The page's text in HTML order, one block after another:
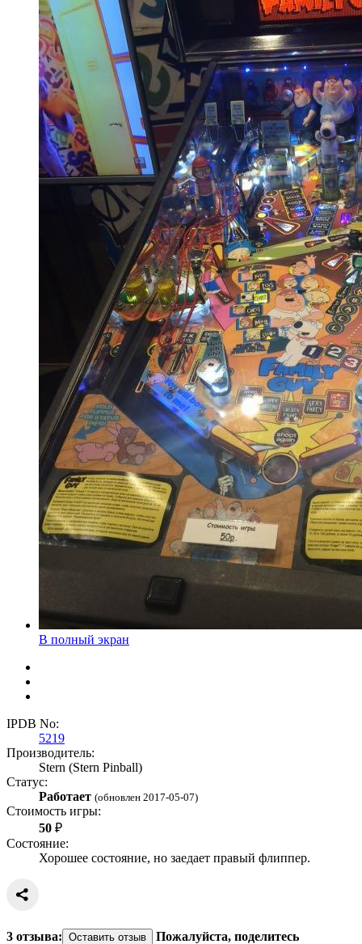
В полный экран
IPDB No:
5219
Производитель:
Stern (Stern Pinball)
Статус:
Работает (обновлен 2017-05-07)
Стоимость игры:
50 ₽
Состояние:
Хорошее состояние, но заедает правый флиппер.
3 отзыва: Оставить отзыв Пожалуйста, поделитесь